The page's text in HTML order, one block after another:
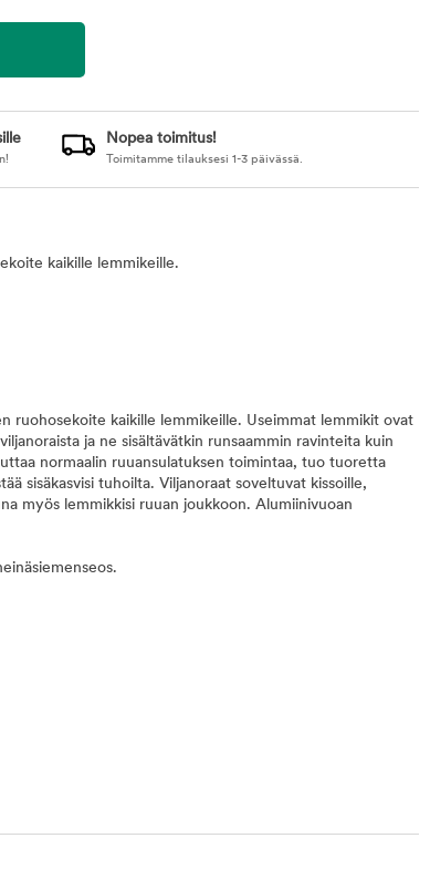
Nopea toimitus!
Toimitamme tilauksesi 1-3 päivässä.
kaikille lemmikeille.
ruohosekoite kaikille lemmikeille. Useimmat lemmikit ovat
ja ne sisältävätkin runsaammin ravinteita kuin
normaalin ruuansulatuksen toimintaa, tuo tuoretta
sisäkasvisi tuhoilta. Viljanoraat soveltuvat kissoille,
myös lemmikkisi ruuan joukkoon. Alumiinivuoan